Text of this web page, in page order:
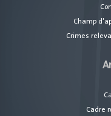
Champ
Crimes
Cadre